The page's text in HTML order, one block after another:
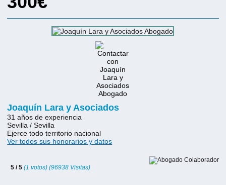
Joaquín Lara y Asociados
31 años de experiencia
Sevilla / Sevilla
Ejerce todo territorio nacional
Ver todos sus honorarios y datos
5 / 5(1 votos) (96938 Visitas)